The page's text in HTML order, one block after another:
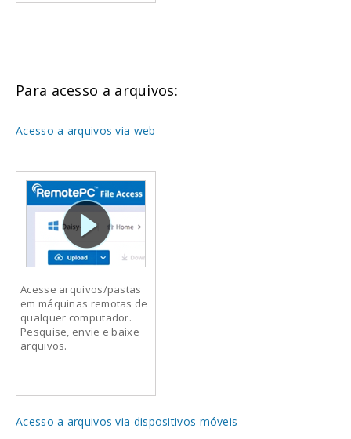
Para acesso a arquivos:
Acesso a arquivos via web
Acesse arquivos/pastas
em máquinas remotas de
qualquer computador.
Pesquise, envie e baixe
arquivos.
Acesso a arquivos via dispositivos móveis